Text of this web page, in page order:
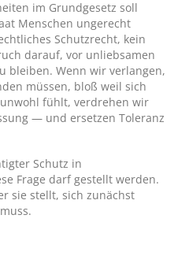
im Grundgesetz soll
Menschen ungerecht
Schutzrecht, kein
darauf, vor unliebsamen
bleiben. Wenn wir verlangen,
müssen, bloß weil sich
fühlt, verdrehen wir
— und ersetzen Toleranz
Schutz in
Frage darf gestellt werden.
sie stellt, sich zunächst